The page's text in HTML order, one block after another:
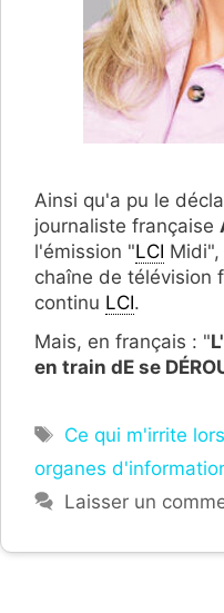
Ainsi qu'a pu le
journaliste française
l'émission "LCI
chaîne de télévision
continu LCI.
Mais, en français : "
en train dE se
Étiquettes
Ce qui m'irrite
organes
Laisser un